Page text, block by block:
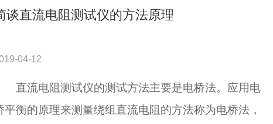
谈直流电阻测试仪的方法原理
04-12
流电阻测试仪的测试方法主要是电桥法。应用电
平衡的原理来测量绕组直流电阻的方法称为电桥法，